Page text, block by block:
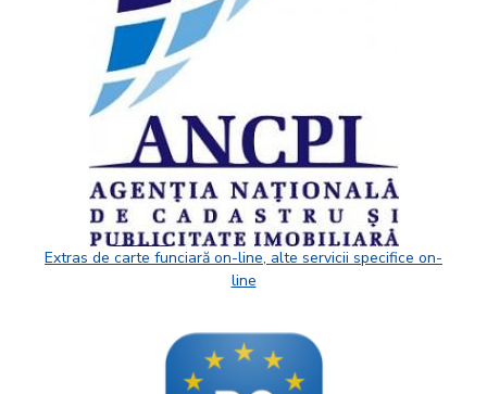
Extras de carte funciară on-line, alte servicii specifice on-
line